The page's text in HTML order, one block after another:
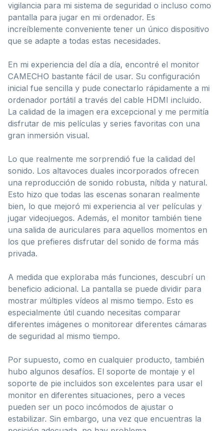
vigilancia para mi sistema de seguridad o incluso como
pantalla para jugar en mi ordenador. Es
increíblemente conveniente tener un único dispositivo
que se adapte a todas estas necesidades.
En mi experiencia del día a día, encontré el monitor
CAMECHO bastante fácil de usar. Su configuración
inicial fue sencilla y pude conectarlo rápidamente a mi
ordenador portátil a través del cable HDMI incluido.
La calidad de la imagen era excepcional y me permitía
disfrutar de mis películas y series favoritas con una
gran inmersión visual.
Lo que realmente me sorprendió fue la calidad del
sonido. Los altavoces duales incorporados ofrecen
una reproducción de sonido robusta, nítida y natural.
Esto hizo que todas las escenas sonaran realmente
bien, lo que mejoró mi experiencia al ver películas y
jugar videojuegos. Además, el monitor también tiene
una salida de auriculares para aquellos momentos en
los que prefieres disfrutar del sonido de forma más
privada.
A medida que exploraba más funciones, descubrí un
beneficio adicional. La pantalla se puede dividir para
mostrar múltiples vídeos al mismo tiempo. Esto es
especialmente útil cuando necesitas comparar
diferentes imágenes o monitorear diferentes cámaras
de seguridad al mismo tiempo.
Por supuesto, como en cualquier producto, también
hubo algunos desafíos. El soporte de montaje y el
soporte de pie incluidos son excelentes para usar el
monitor en diferentes situaciones, pero a veces
pueden ser un poco incómodos de ajustar o
estabilizar. Sin embargo, una vez que encuentras la